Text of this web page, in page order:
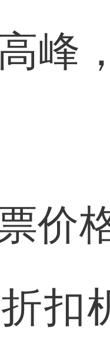
峰
格
扣